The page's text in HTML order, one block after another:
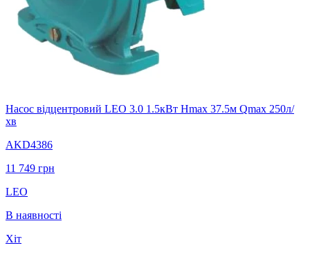
Насос відцентровий LEO 3.0 1.5кВт Hmax 37.5м Qmax 250л/
хв
AKD4386
11 749 грн
LEO
В наявності
Хіт